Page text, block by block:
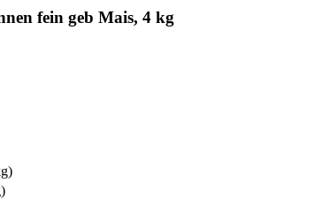
fein geb Mais, 4 kg